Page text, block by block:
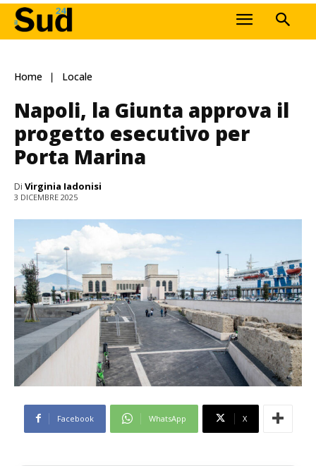
Home Locale
Napoli, la Giunta approva il
progetto esecutivo per
Porta Marina
Di Virginia Iadonisi
3 DICEMBRE 2025
Facebook WhatsApp X